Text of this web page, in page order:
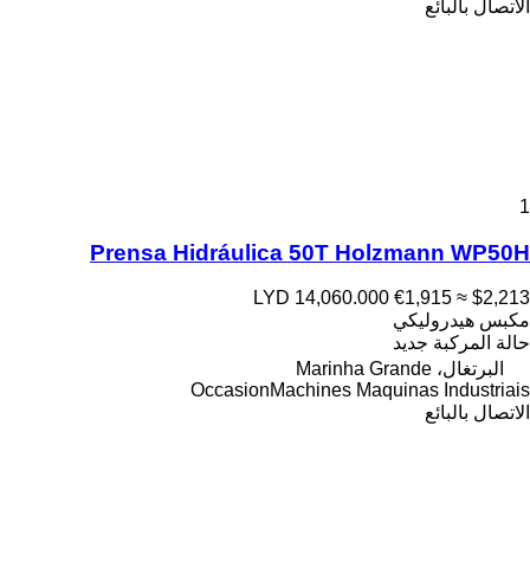
الاتصال بالبائع
1
Prensa Hidráulica 50T Holzmann WP50H
LYD 14,060.000 €1,915 ≈ $2,213
مكبس هيدروليكي
حالة المركبة جديد
البرتغال، Marinha Grande
OccasionMachines Maquinas Industriais
الاتصال بالبائع